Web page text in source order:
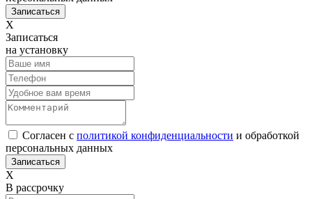
Х
Записаться
на установку
Согласен с политикой конфиденциальности и обработкой
персональных данных
Х
В рассрочку